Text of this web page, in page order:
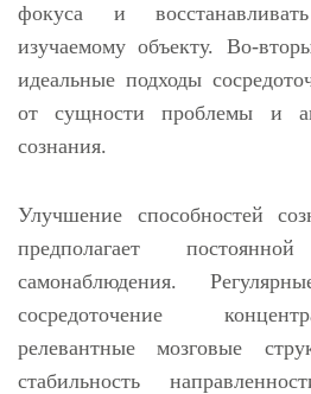
фокуса и
изучаемому объекту. Во-
идеальные подходы
от сущности проблемы и
сознания.
Улучшение способностей
предполагает
самонаблюдения.
сосредоточение
релевантные мозговые
стабильность